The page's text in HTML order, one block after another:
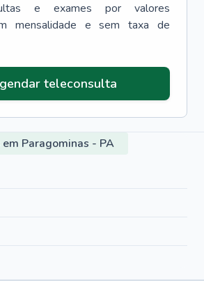
e exames por valores
mensalidade e sem taxa de
teleconsulta
Paragominas - PA